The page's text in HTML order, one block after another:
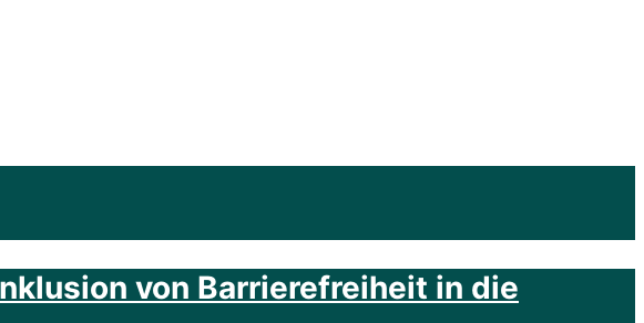
von Barrierefreiheit in die